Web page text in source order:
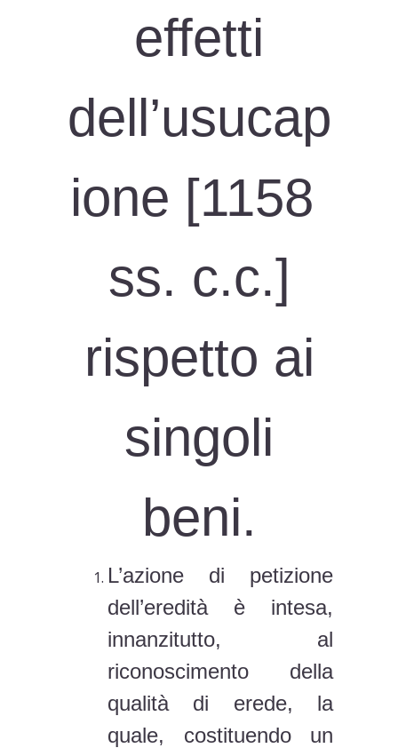
effetti
dell’usucap
ione [1158
ss. c.c.]
rispetto ai
singoli
beni.
L’azione di petizione
dell’eredità è intesa,
innanzitutto, al
riconoscimento della
qualità di erede, la
quale, costituendo un